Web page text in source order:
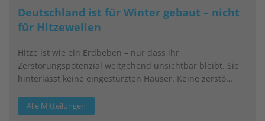
Deutschland ist für Winter gebaut – nicht
für Hitzewellen
Hitze ist wie ein Erdbeben – nur dass ihr
Zerstörungspotenzial weitgehend unsichtbar bleibt. Sie
hinterlässt keine eingestürzten Häuser. Keine zerstö…
Alle Mitteilungen